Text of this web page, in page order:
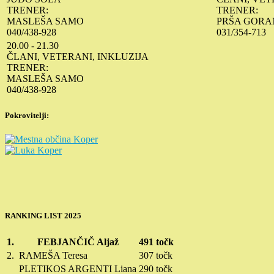
TRENER:
MASLEŠA SAMO
040/438-928
TRENER:
PRŠA
031/354-713
20.00 - 21.30
ČLANI, VETERANI, INKLUZIJA
TRENER:
MASLEŠA SAMO
040/438-928
Pokrovitelji:
RANKING LIST 2025
1. FEBJANČIČ Aljaž
491 točk
2. RAMEŠA Teresa
307 točk
PLETIKOS ARGENTI Liana 290 točk